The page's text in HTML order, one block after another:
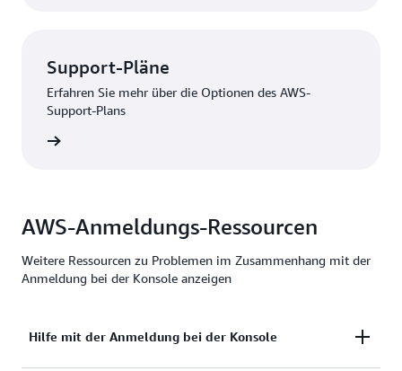
Support-Pläne
Erfahren Sie mehr über die Optionen des AWS-
Support-Plans
AWS-Anmeldungs-Ressourcen
Weitere Ressourcen zu Problemen im Zusammenhang mit der
Anmeldung bei der Konsole anzeigen
Hilfe mit der Anmeldung bei der Konsole